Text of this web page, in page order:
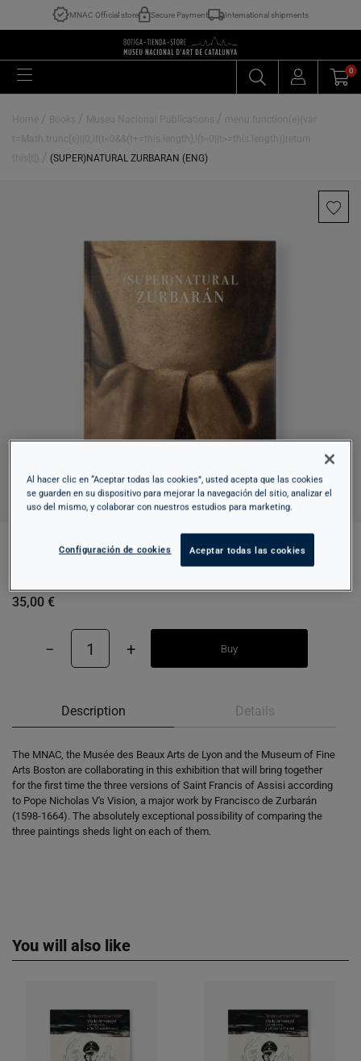
MNAC Official store Secure Payment International shipments
0
Home / Books / Museu Nacional Publications / menu.function(e){var
t=Math.trunc(e)||0;if(t<0&&(t+=this.length),!(t<0||t>=this.length))return
this[t]} / (SUPER)NATURAL ZURBARAN (ENG)
(SUPER)NATURAL ZURBARAN (ENG)
35,00 €
− 1 + Buy
Description Details
The MNAC, the Musée des Beaux Arts de Lyon and the Museum of Fine
Arts Boston are collaborating in this exhibition that will bring together
for the first time the three versions of Saint Francis of Assisi according
to Pope Nicholas V's Vision, a major work by Francisco de Zurbarán
(1598-1664). The absolutely exceptional possibility of comparing the
three paintings sheds light on each of them.
You will also like
Al hacer clic en “Aceptar todas las cookies”, usted acepta que las cookies
se guarden en su dispositivo para mejorar la navegación del sitio, analizar el
uso del mismo, y colaborar con nuestros estudios para marketing.
Configuración de cookies Aceptar todas las cookies